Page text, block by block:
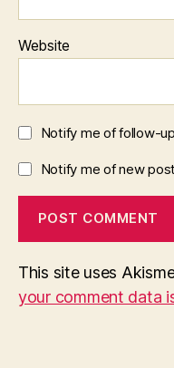
Website
Notify me of follow-
Notify me of new
This site uses
your comment data